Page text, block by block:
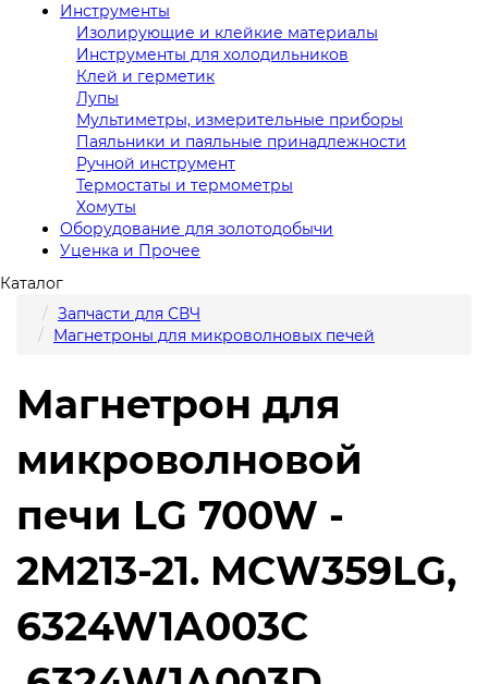
Инструменты
Изолирующие и клейкие материалы
Инструменты для холодильников
Клей и герметик
Лупы
Мультиметры, измерительные приборы
Паяльники и паяльные принадлежности
Ручной инструмент
Термостаты и термометры
Хомуты
Оборудование для золотодобычи
Уценка и Прочее
Каталог
Запчасти для СВЧ
Магнетроны для микроволновых печей
Магнетрон для
микроволновой
печи LG 700W -
2M213-21. MCW359LG,
6324W1A003C